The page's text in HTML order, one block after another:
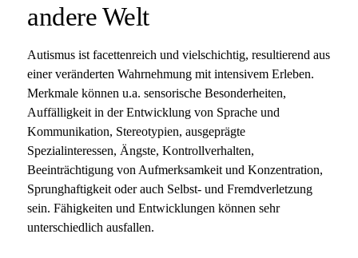
andere Welt
Autismus ist facettenreich und vielschichtig, resultierend aus
einer veränderten Wahrnehmung mit intensivem Erleben.
Merkmale können u.a. sensorische Besonderheiten,
Auffälligkeit in der Entwicklung von Sprache und
Kommunikation, Stereotypien, ausgeprägte
Spezialinteressen, Ängste, Kontrollverhalten,
Beeinträchtigung von Aufmerksamkeit und Konzentration,
Sprunghaftigkeit oder auch Selbst- und Fremdverletzung
sein. Fähigkeiten und Entwicklungen können sehr
unterschiedlich ausfallen.